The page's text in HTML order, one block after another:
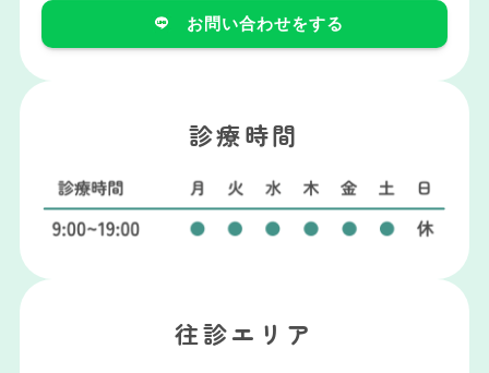
お問い合わせをする
診療時間
往診エリア